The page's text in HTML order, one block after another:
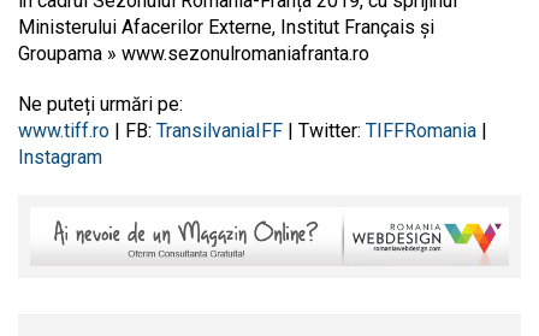
Ministerului Afacerilor Externe, Institut Français și
Groupama » www.sezonulromaniafranta.ro
Ne puteți urmări pe:
www.tiff.ro | FB: TransilvaniaIFF | Twitter: TIFFRomania
Instagram